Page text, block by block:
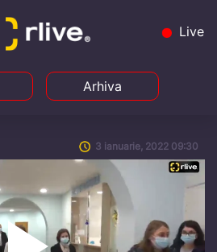
Live
Arhiva
3 ianuarie, 2022 09:30